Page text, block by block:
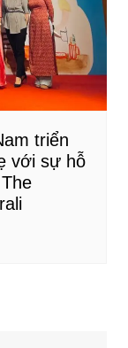
triển
với sự hỗ